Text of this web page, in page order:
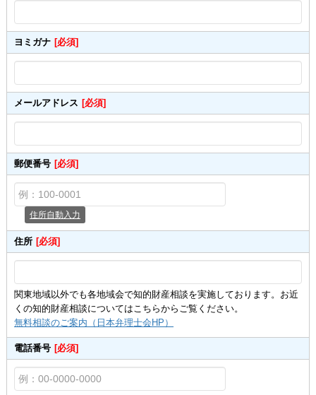
ヨミガナ [必須]
メールアドレス [必須]
郵便番号 [必須]
住所自動入力
住所 [必須]
関東地域以外でも各地域会で知的財産相談を実施しております。お近
くの知的財産相談についてはこちらからご覧ください。
無料相談のご案内（日本弁理士会HP）
電話番号 [必須]